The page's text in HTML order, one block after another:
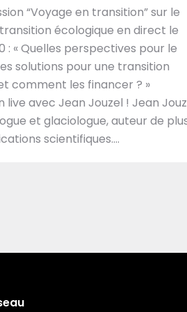
“Voyage en transition” sur le
écologique en direct le
: « Quelles perspectives pour le
solutions pour une transition
comment les financer ? »
live avec Jean Jouzel ! Jean
et glaciologue, auteur de
scientifiques.…